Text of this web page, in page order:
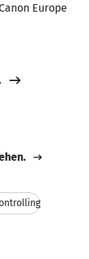
Europe